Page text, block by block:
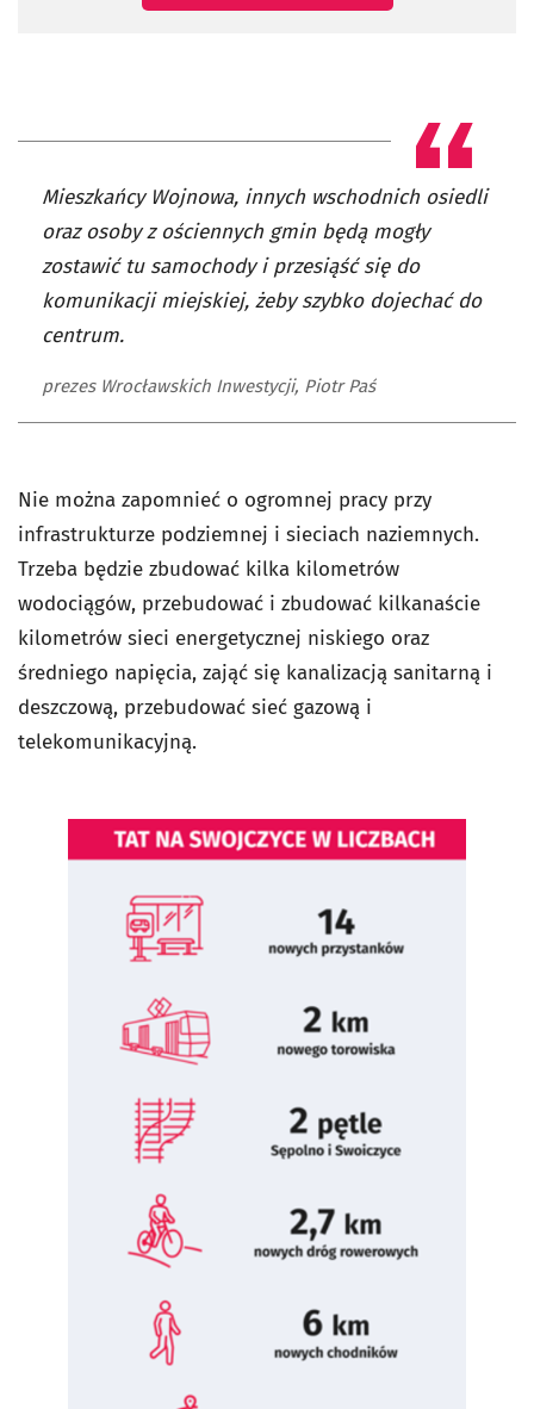
Mieszkańcy Wojnowa, innych wschodnich osiedli
oraz osoby z ościennych gmin będą mogły
zostawić tu samochody i przesiąść się do
komunikacji miejskiej, żeby szybko dojechać do
centrum.
prezes Wrocławskich Inwestycji, Piotr Paś
Nie można zapomnieć o ogromnej pracy przy
infrastrukturze podziemnej i sieciach naziemnych.
Trzeba będzie zbudować kilka kilometrów
wodociągów, przebudować i zbudować kilkanaście
kilometrów sieci energetycznej niskiego oraz
średniego napięcia, zająć się kanalizacją sanitarną i
deszczową, przebudować sieć gazową i
telekomunikacyjną.